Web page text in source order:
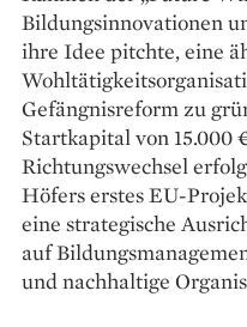
Bildungsinnovationen
ihre Idee pitchte, eine
Gefängnisreform zu
Startkapital von 15.000
Richtungswechsel
Höfers erstes EU-
eine strategische
auf
und nachhaltige